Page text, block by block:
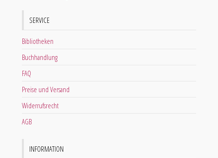
SERVICE
Bibliotheken
Buchhandlung
FAQ
Preise und Versand
Widerrufsrecht
AGB
INFORMATION